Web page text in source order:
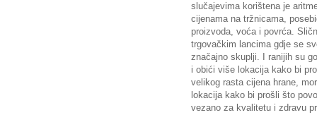
slučajevima korištena je
cijenama na tržnicama,
proizvoda, voća i povrća.
trgovačkim lancima gdje se
značajno skuplji. I ranijih su
i obići više lokacija kako bi
velikog rasta cijena hrane,
lokacija kako bi prošli što
vezano za kvalitetu i zdravu